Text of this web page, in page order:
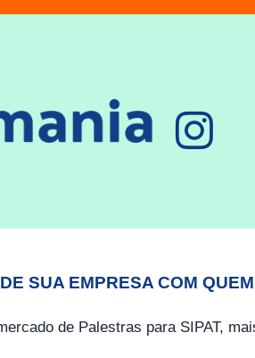
SUA EMPRESA COM
de Palestras para SIPAT,